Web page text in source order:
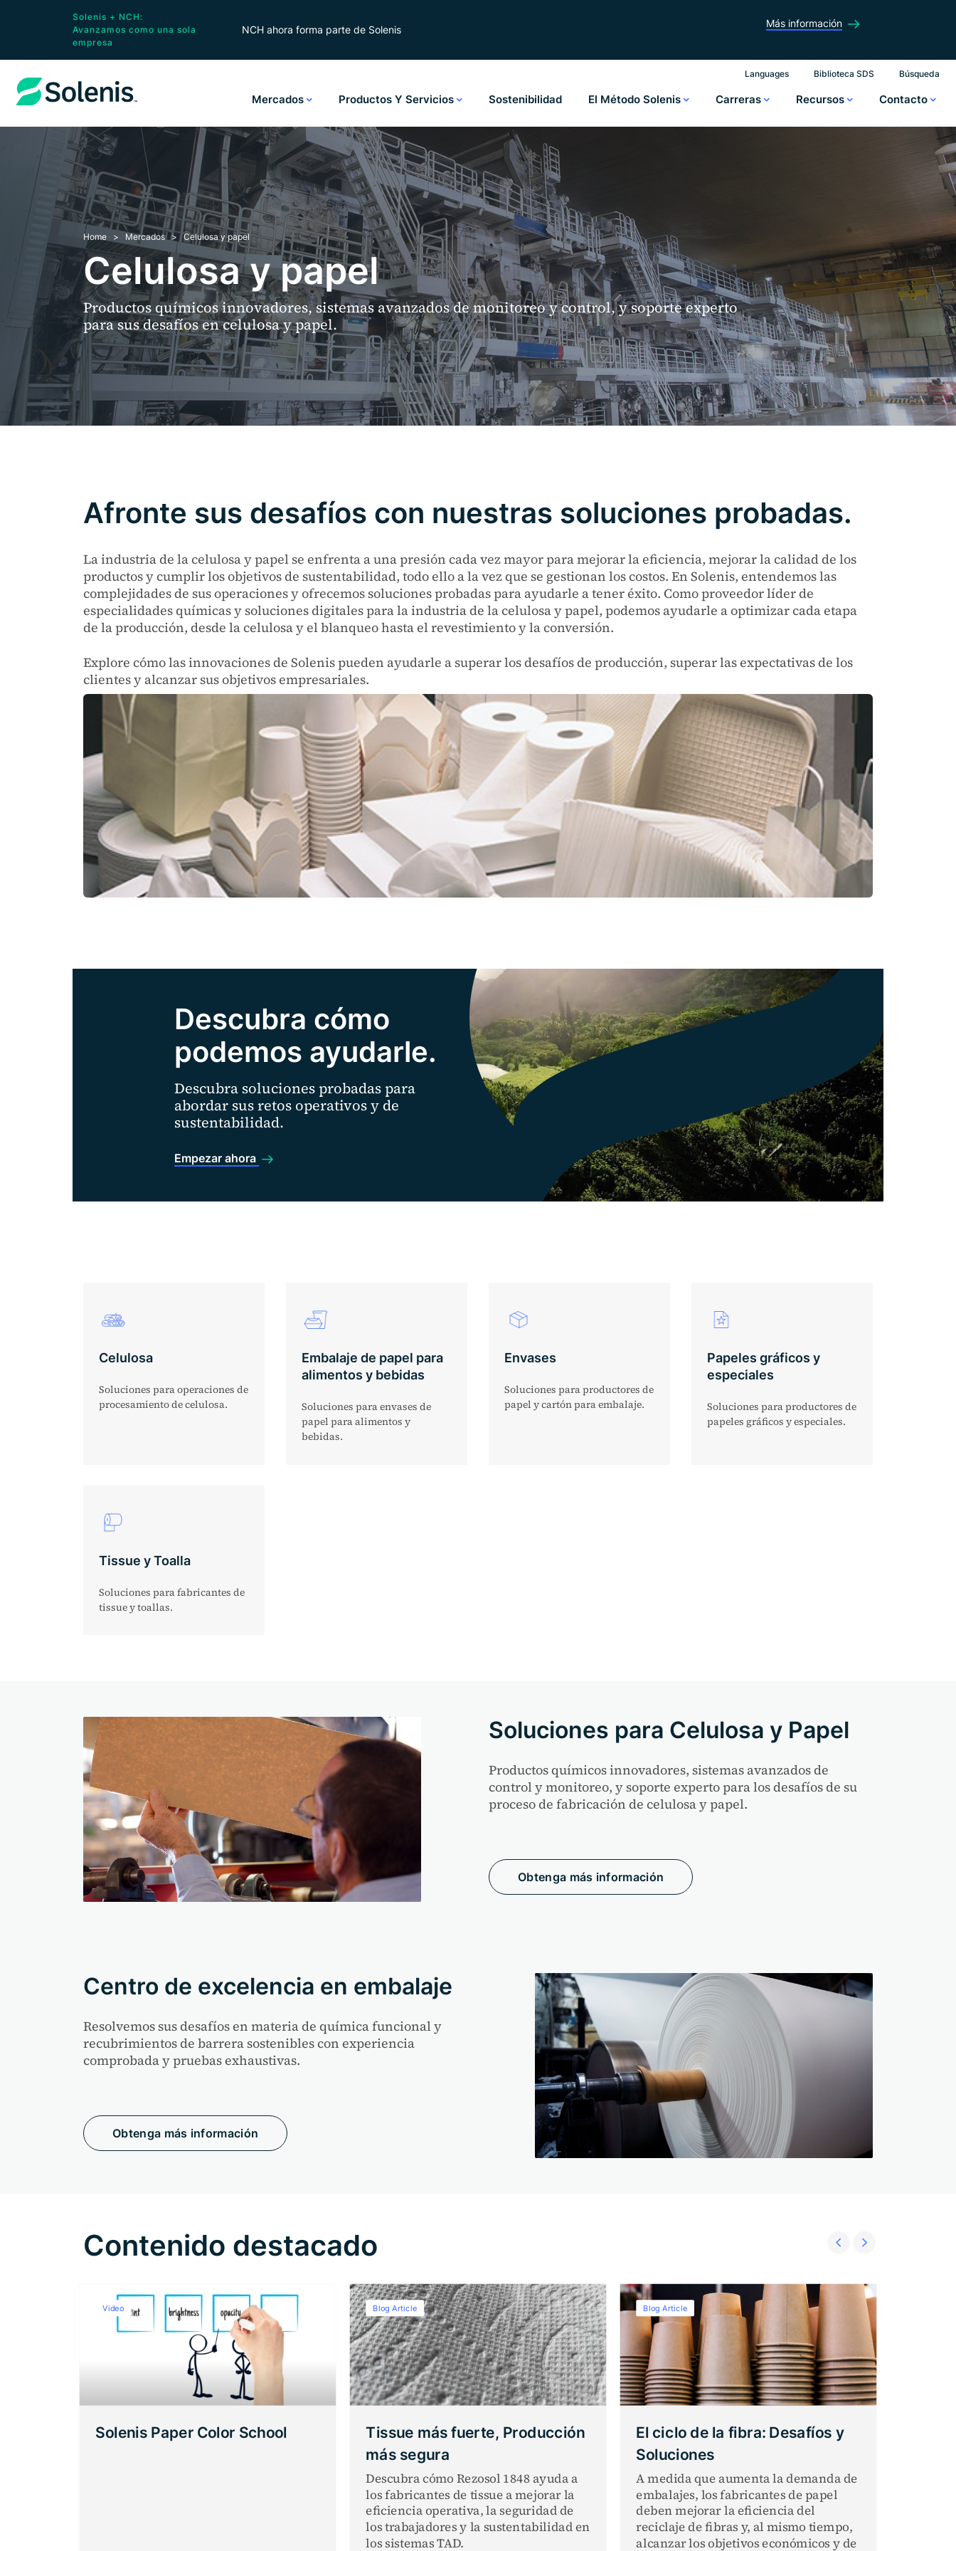
Solenis + NCH:
Avanzamos como una sola
empresa
NCH ahora forma parte de Solenis
Más información
Languages Biblioteca SDS Búsqueda
Mercados Productos Y Servicios Sostenibilidad El Método Solenis Carreras Recursos Contacto
Home Mercados Celulosa y papel
Celulosa y papel
Productos químicos innovadores, sistemas avanzados de monitoreo y control, y soporte experto
para sus desafíos en celulosa y papel.
Afronte sus desafíos con nuestras soluciones probadas.
La industria de la celulosa y papel se enfrenta a una presión cada vez mayor para mejorar la eficiencia, mejorar la calidad de los
productos y cumplir los objetivos de sustentabilidad, todo ello a la vez que se gestionan los costos. En Solenis, entendemos las
complejidades de sus operaciones y ofrecemos soluciones probadas para ayudarle a tener éxito. Como proveedor líder de
especialidades químicas y soluciones digitales para la industria de la celulosa y papel, podemos ayudarle a optimizar cada etapa
de la producción, desde la celulosa y el blanqueo hasta el revestimiento y la conversión.
Explore cómo las innovaciones de Solenis pueden ayudarle a superar los desafíos de producción, superar las expectativas de los
clientes y alcanzar sus objetivos empresariales.
Descubra cómo
podemos ayudarle.
Descubra soluciones probadas para
abordar sus retos operativos y de
sustentabilidad.
Empezar ahora
Celulosa
Soluciones para operaciones de
procesamiento de celulosa.
Embalaje de papel para
alimentos y bebidas
Soluciones para envases de
papel para alimentos y
bebidas.
Envases
Soluciones para productores de
papel y cartón para embalaje.
Papeles gráficos y
especiales
Soluciones para productores de
papeles gráficos y especiales.
Tissue y Toalla
Soluciones para fabricantes de
tissue y toallas.
Soluciones para Celulosa y Papel
Productos químicos innovadores, sistemas avanzados de
control y monitoreo, y soporte experto para los desafíos de su
proceso de fabricación de celulosa y papel.
Obtenga más información
Centro de excelencia en embalaje
Resolvemos sus desafíos en materia de química funcional y
recubrimientos de barrera sostenibles con experiencia
comprobada y pruebas exhaustivas.
Obtenga más información
Contenido destacado
Video
Solenis Paper Color School
Blog Article
Tissue más fuerte, Producción
más segura
Descubra cómo Rezosol 1848 ayuda a
los fabricantes de tissue a mejorar la
eficiencia operativa, la seguridad de
los trabajadores y la sustentabilidad en
los sistemas TAD.
Blog Article
El ciclo de la fibra: Desafíos y
Soluciones
A medida que aumenta la demanda de
embalajes, los fabricantes de papel
deben mejorar la eficiencia del
reciclaje de fibras y, al mismo tiempo,
alcanzar los objetivos económicos y de